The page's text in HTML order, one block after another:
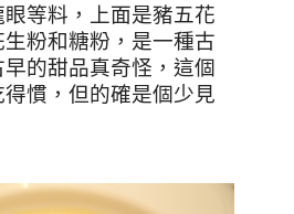
等料，上面是豬五花
粉和糖粉，是一種古
的甜品真奇怪，這個
慣，但的確是個少見